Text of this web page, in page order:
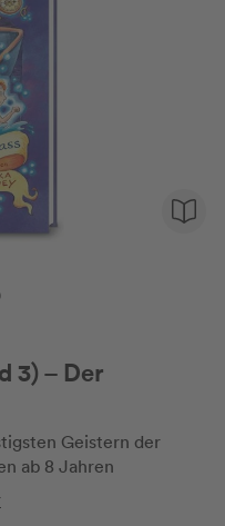
3) – Der
Geistern der
ab 8 Jahren